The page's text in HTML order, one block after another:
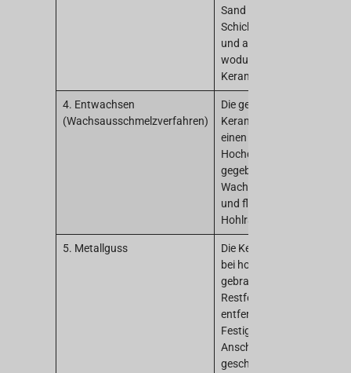
Sand überzogen. Jede
Schicht wird getrocknet
und ausgehärtet,
wodurch eine robuste
Keramikschale entsteht.
4. Entwachsen
(Wachsausschmelzverfahren)
Die gesamte
Keramikschale wird in
einen Autoklav (einen
Hochdruckdampfkessel)
gegeben und erhitzt. Die
Wachsmodelle schmelzen
und fließen ab, sodass ein
Hohlraum zurückbleibt.
5. Metallguss
Die Keramikschale wird
bei hoher Temperatur
gebrannt, um eventuelle
Restfeuchtigkeit zu
entfernen und ihre
Festigkeit zu erhöhen.
Anschließend wird
geschmolzenes Metall in